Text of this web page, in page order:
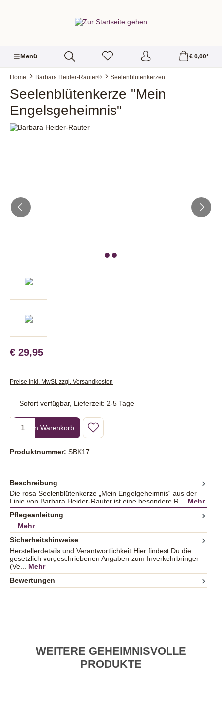
Menü € 0,00*
Home Barbara Heider-Rauter® Seelenblütenkerzen
Seelenblütenkerze "Mein
Engelsgeheimnis"
€ 29,95
Preise inkl. MwSt. zzgl. Versandkosten
Sofort verfügbar, Lieferzeit: 2-5 Tage
Produkt Anzahl: Gib den gewünschten Wert ein oder benutze die
In den Warenkorb
Produktnummer: SBK17
Beschreibung
Die rosa Seelenblütenkerze „Mein Engelgeheimnis“ aus der
Linie von Barbara Heider-Rauter ist eine besondere R… Mehr
Pflegeanleitung
Mehr
Sicherheitshinweise
Herstellerdetails und Verantwortlichkeit Hier findest Du die
gesetzlich vorgeschriebenen Angaben zum Inverkehrbringer
(Ve... Mehr
Bewertungen
WEITERE GEHEIMNISVOLLE
PRODUKTE